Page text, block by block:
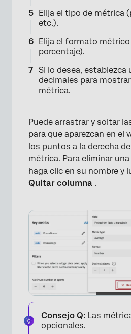
Elija el tipo de métrica
etc.).
Elija el formato
porcentaje).
Si lo desea, establezca
decimales para
métrica.
Puede arrastrar y soltar
para que aparezcan en el
los puntos a la derecha
métrica. Para eliminar
haga clic en su nombre y
Quitar columna .
Consejo Q: Las
opcionales.